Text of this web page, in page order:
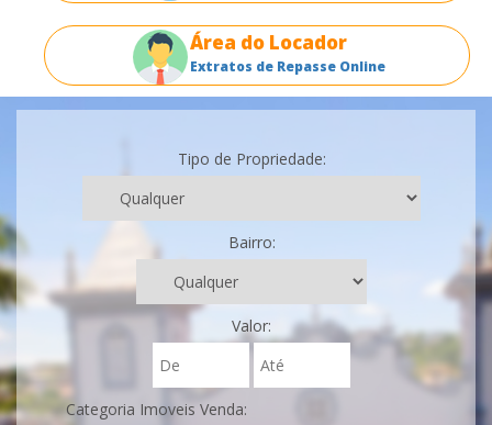
Área do Locador
Extratos de Repasse Online
Tipo de Propriedade:
Bairro:
Valor:
Categoria Imoveis Venda: